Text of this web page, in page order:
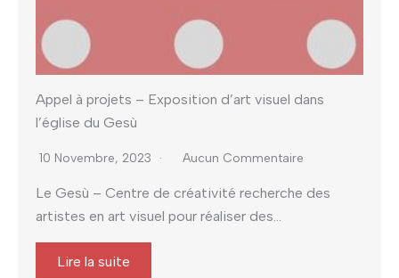
Appel à projets – Exposition d’art visuel dans
l’église du Gesù
10 Novembre, 2023 Aucun Commentaire
Le Gesù – Centre de créativité recherche des
artistes en art visuel pour réaliser des...
Lire la suite